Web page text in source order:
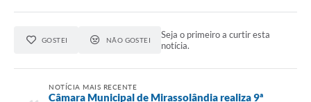
GOSTEI NÃO GOSTEI
Seja o primeiro a curtir esta
notícia.
NOTÍCIA MAIS RECENTE
Câmara Municipal de Mirassolândia realiza 9ª